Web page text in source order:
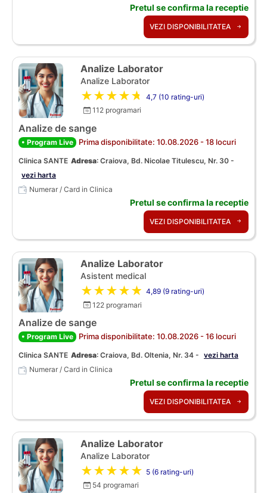
Pretul se confirma la receptie
VEZI DISPONIBILITATEA
Analize Laborator
Analize Laborator
★★★★★
4,7 (10 rating-uri)
112 programari
Analize de sange
• Program Live Prima disponibilitate: 10.08.2026 - 18 locuri
Clinica SANTE Adresa: Craiova, Bd. Nicolae Titulescu, Nr. 30 -
vezi harta
Numerar / Card in Clinica
Pretul se confirma la receptie
VEZI DISPONIBILITATEA
Analize Laborator
Asistent medical
★★★★★ 4,89 (9 rating-uri)
122 programari
Analize de sange
• Program Live Prima disponibilitate: 10.08.2026 - 16 locuri
Clinica SANTE Adresa: Craiova, Bd. Oltenia, Nr. 34 - vezi harta
Numerar / Card in Clinica
Pretul se confirma la receptie
VEZI DISPONIBILITATEA
Analize Laborator
Analize Laborator
★★★★★ 5 (6 rating-uri)
54 programari